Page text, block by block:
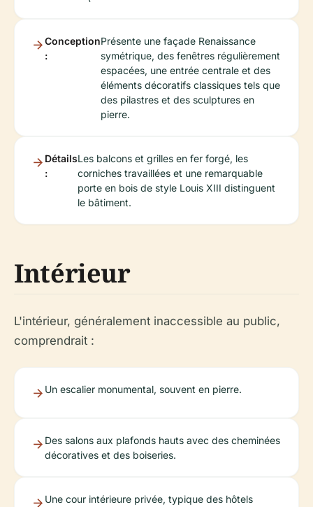
Conception
:
Présente une façade Renaissance
symétrique, des fenêtres régulièrement
espacées, une entrée centrale et des
éléments décoratifs classiques tels que
des pilastres et des sculptures en
pierre.
Détails
:
Les balcons et grilles en fer forgé, les
corniches travaillées et une remarquable
porte en bois de style Louis XIII distinguent
le bâtiment.
Intérieur
L'intérieur, généralement inaccessible au public,
comprendrait :
Un escalier monumental, souvent en pierre.
Des salons aux plafonds hauts avec des cheminées
décoratives et des boiseries.
Une cour intérieure privée, typique des hôtels